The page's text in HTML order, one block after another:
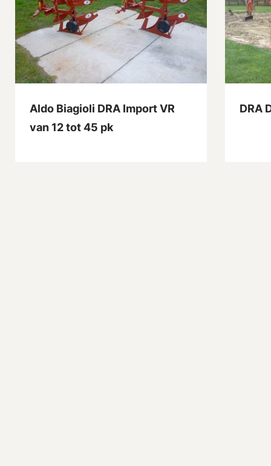
Aldo Biagioli DRA Import VR
van 12 tot 45 pk
DRA